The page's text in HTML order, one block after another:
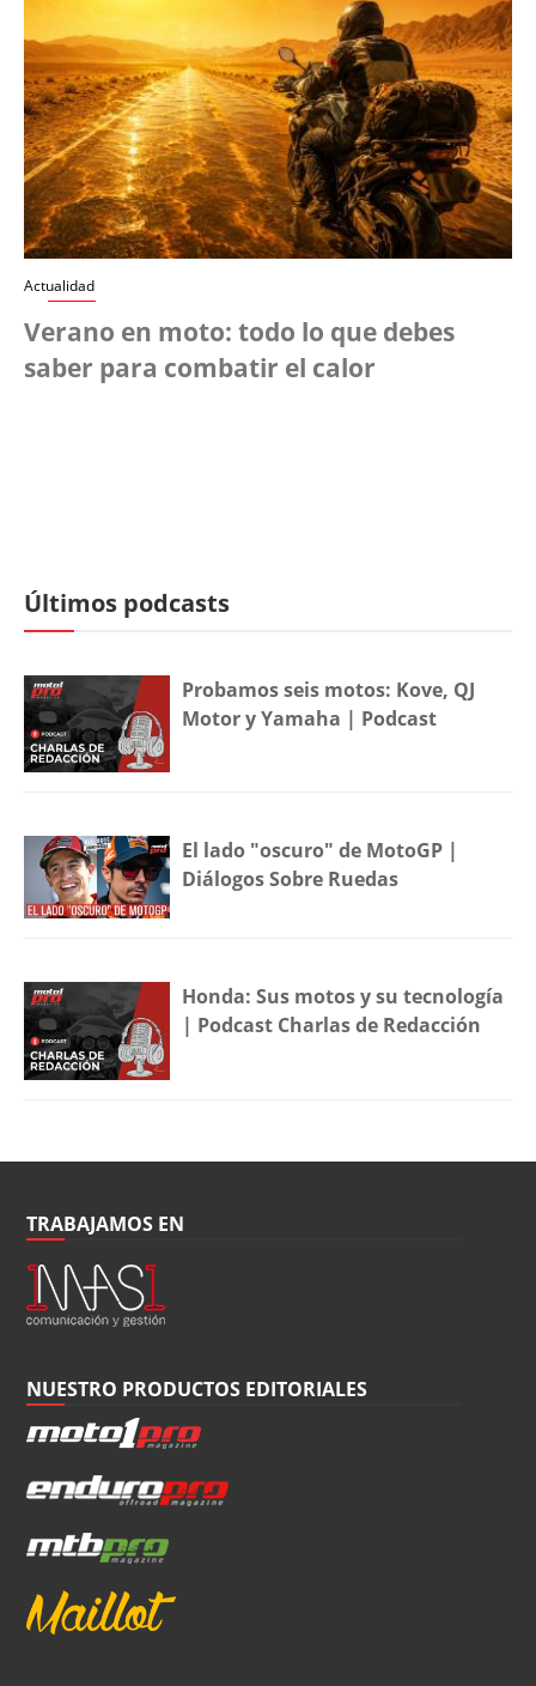
Actualidad
Verano en moto: todo lo que debes
saber para combatir el calor
Últimos podcasts
Probamos seis motos: Kove, QJ
Motor y Yamaha | Podcast
El lado "oscuro" de MotoGP |
Diálogos Sobre Ruedas
Honda: Sus motos y su tecnología
| Podcast Charlas de Redacción
TRABAJAMOS EN
NUESTRO PRODUCTOS EDITORIALES